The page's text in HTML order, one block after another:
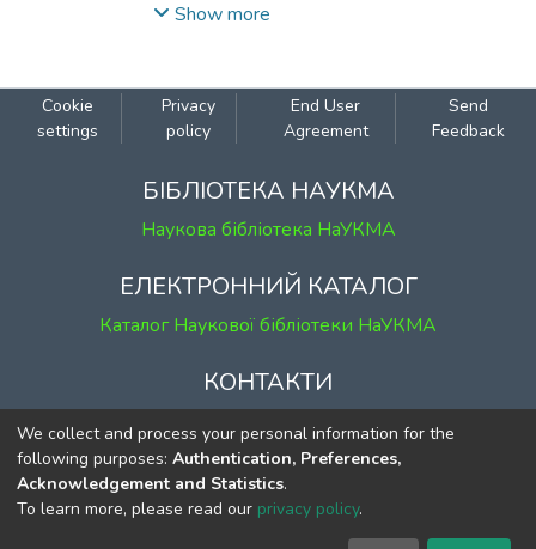
Show more
Cookie
settings
Privacy
policy
End User
Agreement
Send
Feedback
БІБЛІОТЕКА НАУКМА
Наукова бібліотека НаУКМА
ЕЛЕКТРОННИЙ КАТАЛОГ
Каталог Наукової бібліотеки НаУКМА
КОНТАКТИ
м. Київ, вул. Григорія Сковороди, 2
к. 1, к. 120
тел. (044) 463-69-31
ekmair@ukma.edu.ua
We collect and process your personal information for the
following purposes: Authentication, Preferences,
Acknowledgement and Statistics.
To learn more, please read our privacy policy.